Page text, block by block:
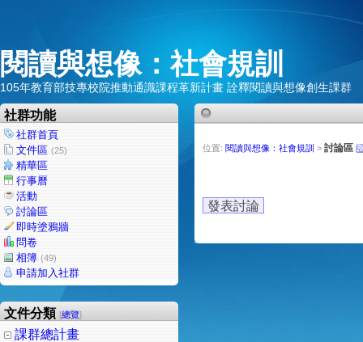
閱讀與想像：社會規訓
105年教育部技專校院推動通識課程革新計畫 詮釋閱讀與想像創生課群
社群功能
社群首頁
文件區 (25)
精華區
行事曆
活動
討論區
即時塗鴉牆
問卷
相簿 (49)
申請加入社群
文件分類 [總覽]
課群總計畫
位置: 閱讀與想像：社會規訓 > 討論區
發表討論